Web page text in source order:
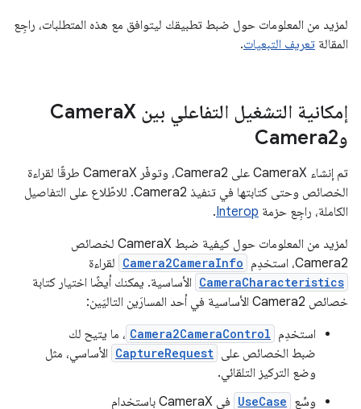
لمزيد من المعلومات حول ضبط تطبيقك ليتوافق مع هذه المتطلبات، راجِع
المقالة تعريف التبعيات.
إمكانية التشغيل التفاعلي بين Camera X
وCamera2
تم إنشاء CameraX على Camera2، وتوفّر CameraX طرقًا لقراءة
الخصائص وحتى كتابتها في تنفيذ Camera2. للاطّلاع على التفاصيل
الكاملة، راجِع حزمة Interop
.
لمزيد من المعلومات حول كيفية ضبط CameraX لخصائص
Camera2، استخدِم
Camera2CameraInfo لقراءة
CameraCharacteristics الأساسية. يمكنك أيضًا اختيار كتابة
خصائص Camera2 الأساسية في أحد المسارَين التاليَين:
استخدِم Camera2CameraControl ، ما يتيح لك
ضبط الخصائص على CaptureRequest الأساسي، مثل
وضع التركيز التلقائي.
وسِّع UseCase في CameraX باستخدام